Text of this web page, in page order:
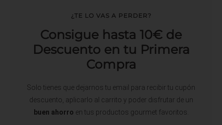
¿TE LO VAS A PERDER?
Consigue hasta 10€ de
Descuento en tu Primera
Compra
Solo tienes que dejarnos tu email para recibir tu cupón
descuento, aplicarlo al carrito y poder disfrutar de un
buen ahorro en tus productos gourmet favoritos.